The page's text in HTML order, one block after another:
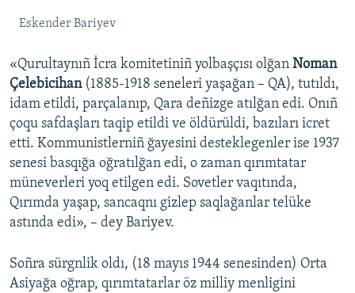
Eskender Bariyev
«Qurultaynıñ İcra komitetiniñ yolbaşçısı olğan Noman
Çelebicihan (1885-1918 seneleri yaşağan – QA), tutıldı,
idam etildi, parçalanıp, Qara deñizge atılğan edi. Onıñ
çoqu safdaşları taqip etildi ve öldürüldi, bazıları icret
etti. Kommunistlerniñ ğayesini desteklegenler ise 1937
senesi basqığa oğratılğan edi, o zaman qırımtatar
müneverleri yoq etilgen edi. Sovetler vaqıtında,
Qırımda yaşap, sancaqnı gizlep saqlağanlar telüke
astında edi», – dey Bariyev.
Soñra sürgnlik oldı, (18 mayıs 1944 senesinden) Orta
Asiyağa oğrap, qırımtatarlar öz milliy menligini